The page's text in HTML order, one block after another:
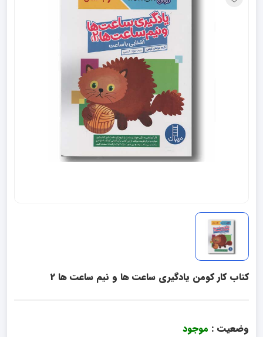
کتاب کار کومن یادگیری ساعت ها و نیم ساعت ها 2
وضعیت : موجود